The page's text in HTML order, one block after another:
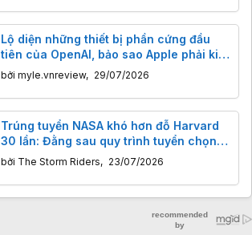
Lộ diện những thiết bị phần cứng đầu
tiên của OpenAI, bảo sao Apple phải kiện
gấp
bởi myle.vnreview, 29/07/2026
Trúng tuyển NASA khó hơn đỗ Harvard
30 lần: Đằng sau quy trình tuyển chọn
phi hành gia gắt gao đến mức nào?
bởi The Storm Riders, 23/07/2026